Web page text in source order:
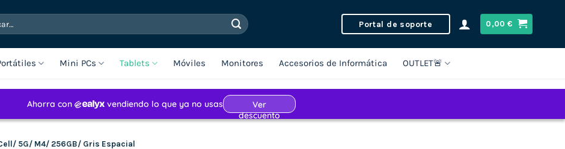
Portal de soporte 0,00€
Mini PCs Tablets Móviles Monitores Accesorios de Informática OUTLET🚨
5G/ M4/ 256GB/ Gris Espacial